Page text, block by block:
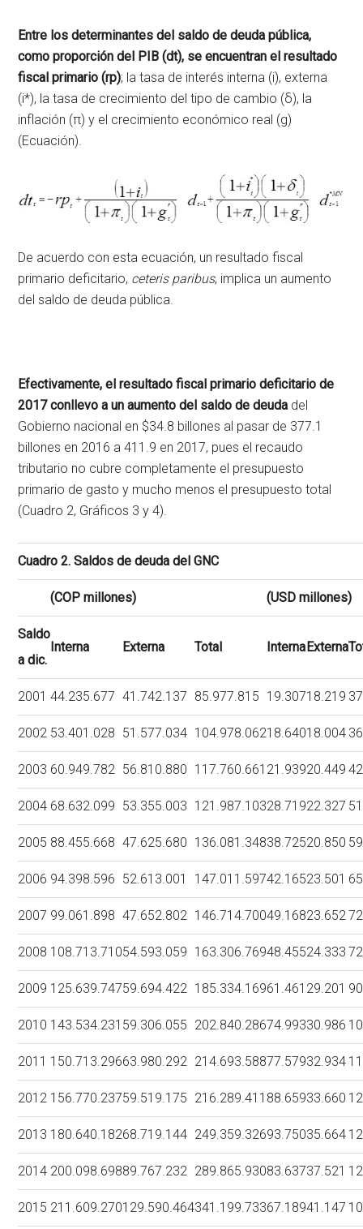
Entre los determinantes del saldo de deuda pública,
como proporción del PIB (dt), se encuentran el resultado
fiscal primario (rp); la tasa de interés interna (i), externa
(i*), la tasa de crecimiento del tipo de cambio (δ), la
inflación (π) y el crecimiento económico real (g)
(Ecuación).
De acuerdo con esta ecuación, un resultado fiscal
primario deficitario, ceteris paribus, implica un aumento
del saldo de deuda pública.
Efectivamente, el resultado fiscal primario deficitario de
2017 conllevo a un aumento del saldo de deuda del
Gobierno nacional en $34.8 billones al pasar de 377.1
billones en 2016 a 411.9 en 2017, pues el recaudo
tributario no cubre completamente el presupuesto
primario de gasto y mucho menos el presupuesto total
(Cuadro 2, Gráficos 3 y 4).
Cuadro 2. Saldos de deuda del GNC
(COP millones) (USD millones)
Saldo
a dic.
Interna Externa Total Interna Externa
2001 44.235.677 41.742.137 85.977.815 19.30718.219
2002 53.401.028 51.577.034 104.978.06218.64018.004
2003 60.949.782 56.810.880 117.760.661 21.93920.449
2004 68.632.099 53.355.003 121.987.10328.71922.327
2005 88.455.668 47.625.680 136.081.34838.72520.850
2006 94.398.596 52.613.001 147.011.59742.16523.501
2007 99.061.898 47.652.802 146.714.70049.16823.652
2008 108.713.71054.593.059 163.306.76948.45524.333
2009 125.639.74759.694.422 185.334.16961.461 29.201
2010 143.534.231 59.306.055 202.840.28674.99330.986
2011 150.713.29663.980.292 214.693.58877.57932.934
2012 156.770.23759.519.175 216.289.411 88.65933.660
2013 180.640.18268.719.144 249.359.32693.75035.664
2014 200.098.69889.767.232 289.865.93083.63737.521
2015 211.609.270129.590.464341.199.73367.18941.147